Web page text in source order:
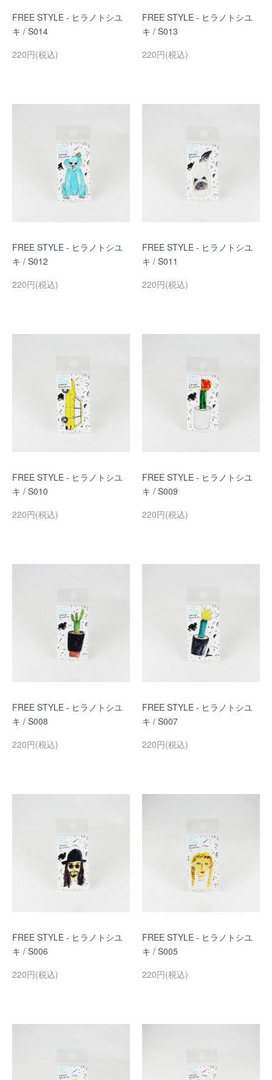
FREE STYLE - ヒラノトシユ
キ / S014
220円(税込)
FREE STYLE - ヒラノトシユ
キ / S013
220円(税込)
FREE STYLE - ヒラノトシユ
キ / S012
220円(税込)
FREE STYLE - ヒラノトシユ
キ / S011
220円(税込)
FREE STYLE - ヒラノトシユ
キ / S010
220円(税込)
FREE STYLE - ヒラノトシユ
キ / S009
220円(税込)
FREE STYLE - ヒラノトシユ
キ / S008
220円(税込)
FREE STYLE - ヒラノトシユ
キ / S007
220円(税込)
FREE STYLE - ヒラノトシユ
キ / S006
220円(税込)
FREE STYLE - ヒラノトシユ
キ / S005
220円(税込)